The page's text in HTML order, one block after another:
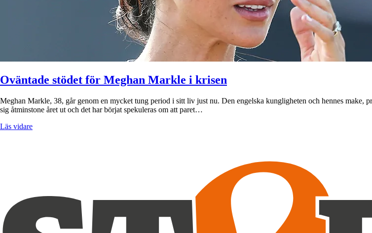
Oväntade stödet för Meghan Markle i krisen
Meghan Markle, 38, går genom en mycket tung period i sitt liv just nu. Den engelska kungligheten och hennes
sig åtminstone året ut och det har börjat spekuleras om att paret…
Läs vidare